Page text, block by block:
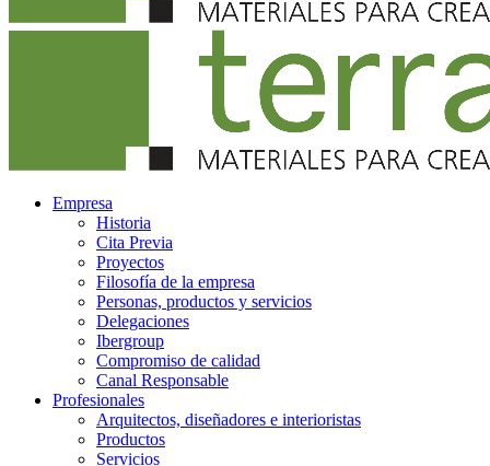
Empresa
Historia
Cita Previa
Proyectos
Filosofía de la empresa
Personas, productos y servicios
Delegaciones
Ibergroup
Compromiso de calidad
Canal Responsable
Profesionales
Arquitectos, diseñadores e interioristas
Productos
Servicios